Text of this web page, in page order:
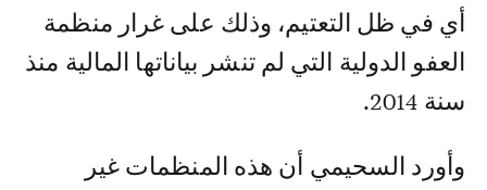
أي في ظل التعتيم، وذلك على غرار منظمة
العفو الدولية التي لم تنشر بياناتها المالية منذ
سنة 2014.
وأورد السحيمي أن هذه المنظمات غير